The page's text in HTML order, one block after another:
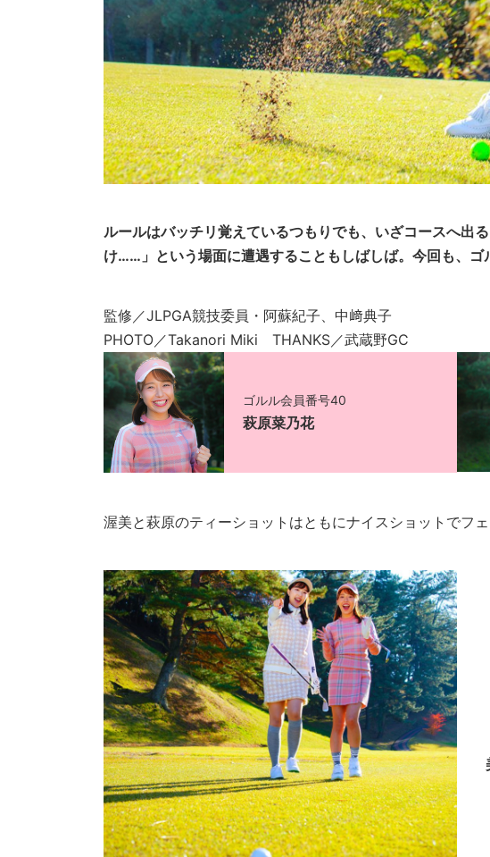
ルールはバッチリ覚えているつもりでも、いざコースへ出
け……」という場面に遭遇することもしばしば。今回も、
監修／JLPGA競技委員・阿蘇紀子、中﨑典子
PHOTO／Takanori Miki THANKS／武蔵野GC
ゴルル会員番号40
萩原菜乃花
渥美と萩原のティーショットはともにナイスショットでフェ